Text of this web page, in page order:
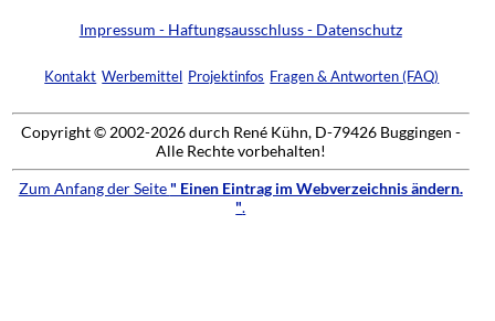
Impressum - Haftungsausschluss - Datenschutz
Kontakt Werbemittel Projektinfos Fragen & Antworten (FAQ)
Copyright © 2002-2026 durch René Kühn, D-79426 Buggingen -
Alle Rechte vorbehalten!
Zum Anfang der Seite " Einen Eintrag im Webverzeichnis ändern.
".